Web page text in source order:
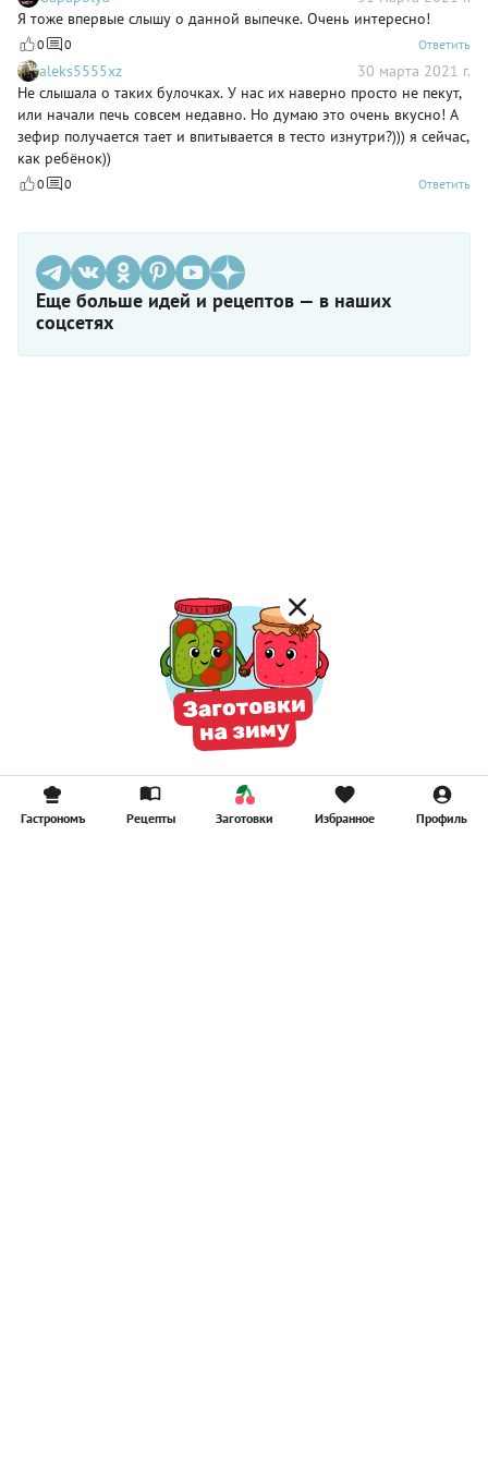
Я тоже впервые слышу о данной выпечке. Очень интересно!
0 0 Ответить
aleks5555xz
30 марта 2021 г.
Не слышала о таких булочках. У нас их наверно просто не пекут,
или начали печь совсем недавно. Но думаю это очень вкусно! А
зефир получается тает и впитывается в тесто изнутри?))) я сейчас,
как ребёнок))
0 0 Ответить
Еще больше идей и рецептов — в наших
соцсетях
Гастрономъ Рецепты Заготовки Избранное Профиль